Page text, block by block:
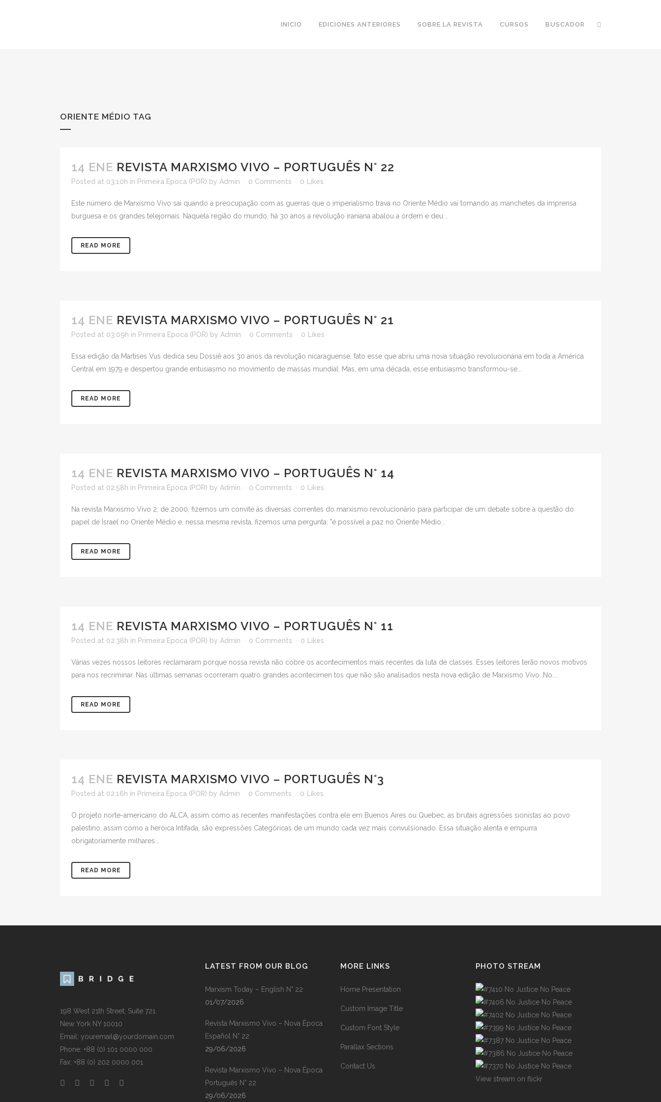
INICIO EDICIONES ANTERIORES SOBRE LA REVISTA CURSOS BUSCADOR
ORIENTE MÉDIO TAG
14 ENE REVISTA MARXISMO VIVO – PORTUGUÊS N° 22
Posted at 03:10h in Primeira Epoca (POR) by Admin 0 Comments 0 Likes
Este número de Marxismo Vivo sai quando a preocupação com as guerras que o imperialismo trava no Oriente Médio vai tomando as manchetes da imprensa
burguesa e os grandes telejornais. Naquela região do mundo, há 30 anos a revolução iraniana abalou a ordem e deu...
READ MORE
14 ENE REVISTA MARXISMO VIVO – PORTUGUÊS N° 21
Posted at 03:09h in Primeira Epoca (POR) by Admin 0 Comments 0 Likes
Essa edição da Martises Vus dedica seu Dossiê aos 30 anos da revolução nicaraguense, fato esse que abriu uma nova situação revolucionária em toda a América
Central em 1979 e despertou grande entusiasmo no movimento de massas mundial. Mas, em uma década, esse entusiasmo transformou-se...
READ MORE
14 ENE REVISTA MARXISMO VIVO – PORTUGUÊS N° 14
Posted at 02:58h in Primeira Epoca (POR) by Admin 0 Comments 0 Likes
Na revista Marxismo Vivo 2, de 2000, fizemos um convite às diversas correntes do marxismo revolucionário para participar de um debate sobre a questão do
papel de Israel no Oriente Médio e, nessa mesma revista, fizemos uma pergunta: "é possível a paz no Oriente Médio...
READ MORE
14 ENE REVISTA MARXISMO VIVO – PORTUGUÊS N° 11
Posted at 02:38h in Primeira Epoca (POR) by Admin 0 Comments 0 Likes
Várias vezes nossos leitores reclamaram porque nossa revista não cobre os acontecimentos mais recentes da luta de classes. Esses leitores terão novos motivos
para nos recriminar. Nas últimas semanas ocorreram quatro grandes acontecimen tos que não são analisados nesta nova edição de Marxismo Vivo. No...
READ MORE
14 ENE REVISTA MARXISMO VIVO – PORTUGUÊS N°3
Posted at 02:16h in Primeira Epoca (POR) by Admin 0 Comments 0 Likes
O projeto norte-americano do ALCA, assim como as recentes manifestações contra ele em Buenos Aires ou Quebec, as brutais agressões sionistas ao povo
palestino, assim como a heróica Intifada, são expressões Categóricas de um mundo cada vez mais convulsionado. Essa situação alenta e empurra
obrigatoriamente milhares...
READ MORE
198 West 21th Street, Suite 721
New York NY 10010
Email: youremail@yourdomain.com
Phone: +88 (0) 101 0000 000
Fax: +88 (0) 202 0000 001
LATEST FROM OUR BLOG
Marxism Today – English N° 22
01/07/2026
Revista Marxismo Vivo – Nova Época
Español N° 22
29/06/2026
Revista Marxismo Vivo – Nova Época
Português N° 22
29/06/2026
MORE LINKS
Home Presentation
Custom Image Title
Custom Font Style
Parallax Sections
Contact Us
PHOTO STREAM
View stream on flickr